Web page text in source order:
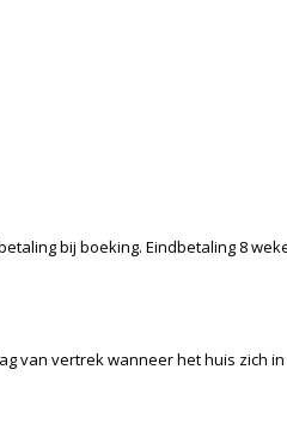
bij boeking. Eindbetaling 8
van vertrek wanneer het huis zich in